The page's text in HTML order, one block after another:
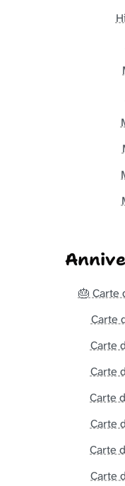
🎂 Carte
Carte
Carte
Carte
Carte
Carte
Carte
Carte